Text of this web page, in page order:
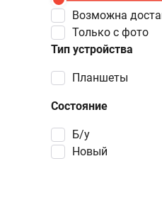
Возможна
Тип устройства
Планшеты
Состояние
Б/у
Новый
Только с фото